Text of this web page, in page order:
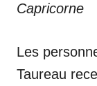
Capricorne
Les
Taureau